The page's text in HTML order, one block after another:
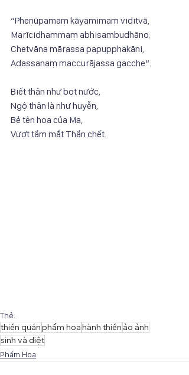
“Pheṇūpamaṃ kāyamimaṃ viditvā,
Marīcidhammaṃ abhisambudhāno;
Chetvāna mārassa papupphakāni,
Adassanaṃ maccurājassa gacche”.
Biết thân như bọt nước,
Ngộ thân là như huyễn,
Bẻ tên hoa của Ma,
Vượt tầm mắt Thần chết.
Thẻ:
thiền quánphẩm hoahành thiền ảo ảnh
sinh và diệt
Phẩm Hoa